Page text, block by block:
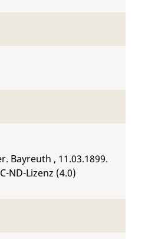
Bayreuth , 11.03.1899.
ND-Lizenz (4.0)